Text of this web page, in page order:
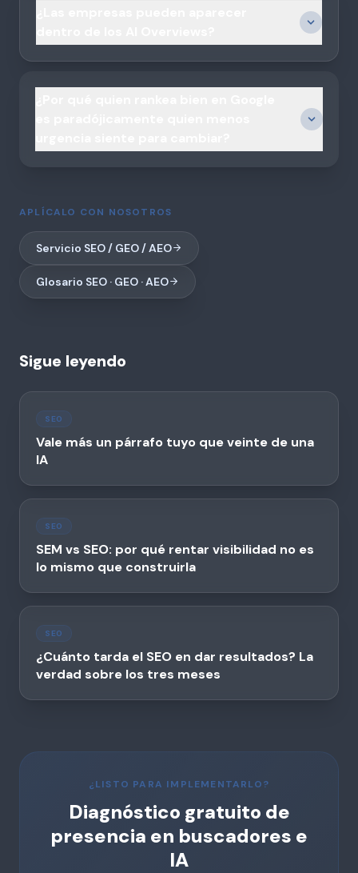
APLÍCALO CON NOSOTROS
Servicio SEO / GEO / AEO
Glosario SEO · GEO · AEO
Sigue leyendo
SEO
Vale más un párrafo tuyo que veinte de una
IA
SEO
SEM vs SEO: por qué rentar visibilidad no es
lo mismo que construirla
SEO
¿Cuánto tarda el SEO en dar resultados? La
verdad sobre los tres meses
¿LISTO PARA IMPLEMENTARLO?
Diagnóstico gratuito de
presencia en buscadores e
IA